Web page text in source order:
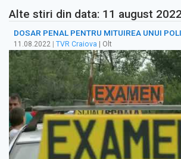
Alte stiri din data: 11 august 2022
DOSAR PENAL PENTRU MITUIREA UNUI
11.08.2022 TVR Craiova | Olt